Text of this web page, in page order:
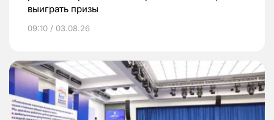
выиграть призы
09:10 / 03.08.26